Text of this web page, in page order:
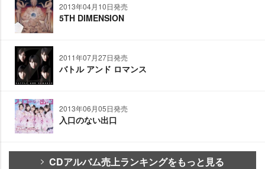
2013年04月10日発売
5TH DIMENSION
2011年07月27日発売
バトル アンド ロマンス
2013年06月05日発売
入口のない出口
CDアルバム売上ランキングをもっと見る